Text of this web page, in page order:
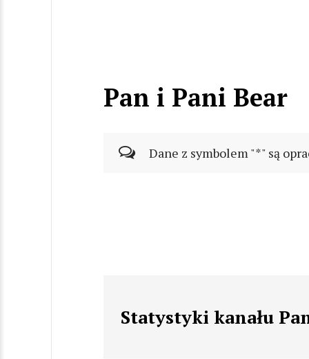
Pan i Pani Bear
Dane z symbolem "*" są
Statystyki kanału